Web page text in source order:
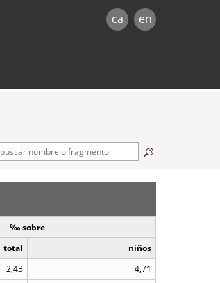
ca en
‰ sobre
total
niños
2,43
4,71